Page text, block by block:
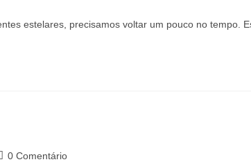
estelares, precisamos voltar um pouco no tempo.
0 Comentário